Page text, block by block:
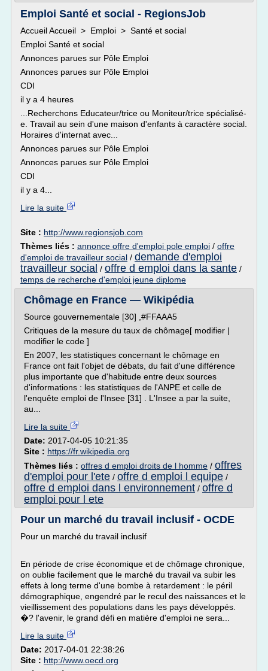
Emploi Santé et social - RegionsJob
Accueil Accueil > Emploi > Santé et social
Emploi Santé et social
Annonces parues sur Pôle Emploi
Annonces parues sur Pôle Emploi
CDI
il y a 4 heures
...Recherchons Educateur/trice ou Moniteur/trice spécialisé-
e. Travail au sein d'une maison d'enfants à caractère social.
Horaires d'internat avec...
Annonces parues sur Pôle Emploi
Annonces parues sur Pôle Emploi
CDI
il y a 4...
Lire la suite
Site : http://www.regionsjob.com
Thèmes liés : annonce offre d'emploi pole emploi / offre
d'emploi de travailleur social / demande d'emploi
travailleur social / offre d emploi dans la sante /
temps de recherche d'emploi jeune diplome
Chômage en France — Wikipédia
Source gouvernementale [30] ,#FFAAA5
Critiques de la mesure du taux de chômage[ modifier |
modifier le code ]
En 2007, les statistiques concernant le chômage en
France ont fait l'objet de débats, du fait d'une différence
plus importante que d'habitude entre deux sources
d'informations : les statistiques de l'ANPE et celle de
l'enquête emploi de l'Insee [31] . L'Insee a par la suite,
au...
Lire la suite
Date: 2017-04-05 10:21:35
Site : https://fr.wikipedia.org
Thèmes liés : offres d emploi droits de l homme / offres
d'emploi pour l'ete / offre d emploi l equipe /
offre d emploi dans l environnement / offre d
emploi pour l ete
Pour un marché du travail inclusif - OCDE
Pour un marché du travail inclusif
En période de crise économique et de chômage chronique,
on oublie facilement que le marché du travail va subir les
effets à long terme d'une bombe à retardement : le péril
démographique, engendré par le recul des naissances et le
vieillissement des populations dans les pays développés.
�? l'avenir, le grand défi en matière d'emploi ne sera...
Lire la suite
Date: 2017-04-01 22:38:26
Site : http://www.oecd.org